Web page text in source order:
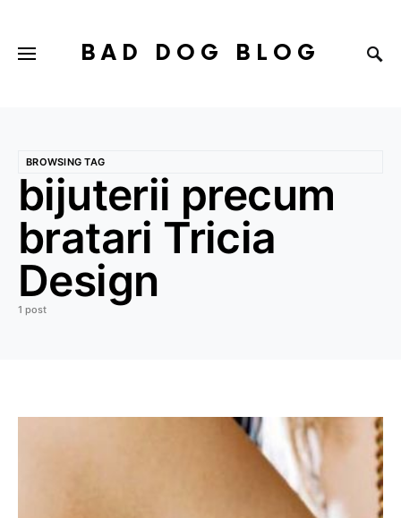
BAD DOG BLOG
BROWSING TAG
bijuterii precum
bratari Tricia
Design
1 post